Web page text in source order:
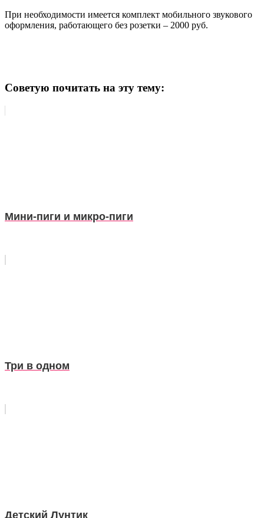
При необходимости имеется комплект мобильного звукового
оформления, работающего без розетки – 2000 руб.
Советую почитать на эту тему:
Мини-пиги и микро-пиги
Три в одном
Детский Лунтик